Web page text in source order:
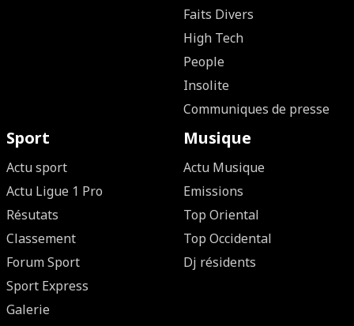
Faits Divers
High Tech
People
Insolite
Communiques de presse
Sport
Actu sport
Actu Ligue 1 Pro
Résutats
Classement
Forum Sport
Sport Express
Galerie
Musique
Actu Musique
Emissions
Top Oriental
Top Occidental
Dj résidents